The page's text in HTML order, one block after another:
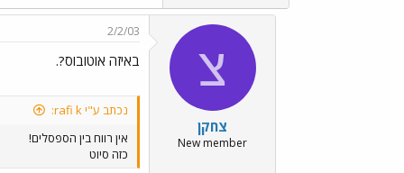
צ
צחקן
New member
2/2/03
באיזה אוטובוס?.
נכתב ע"י rafi k:
אין רווח בין הספסלים!
כזה סיוט